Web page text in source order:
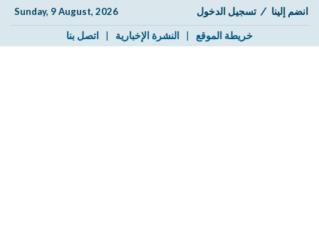
انضم إلينا / تسجيل الدخول Sunday, 9 August, 2026
خريطة الموقع | النشرة الإخبارية | اتصل بنا